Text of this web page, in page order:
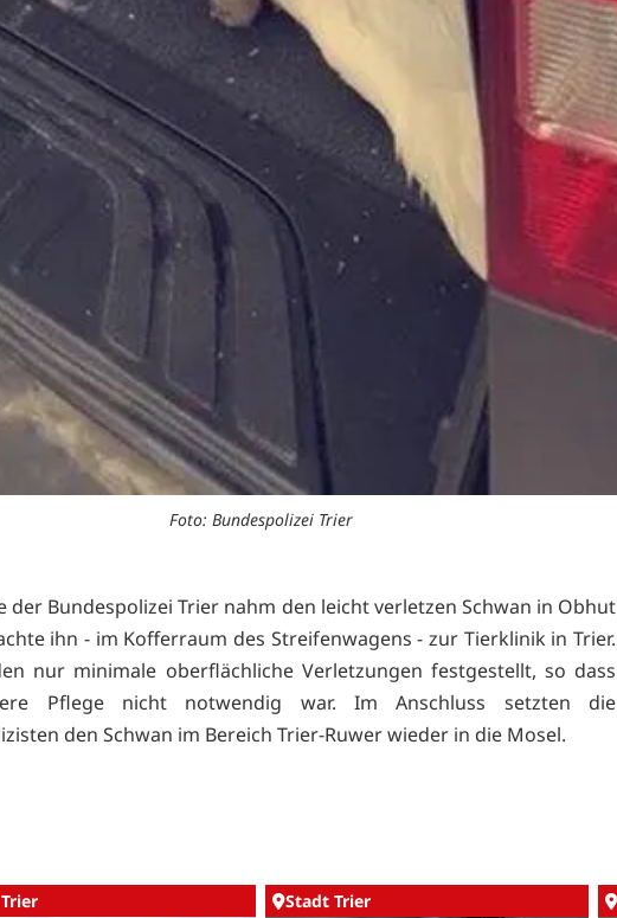
Foto: Bundespolizei Trier
der Bundespolizei Trier nahm den leicht verletzen Schwan in Obhut
ihn - im Kofferraum des Streifenwagens - zur Tierklinik in Trier.
nur minimale oberflächliche Verletzungen festgestellt, so dass
Pflege nicht notwendig war. Im Anschluss setzten die
den Schwan im Bereich Trier-Ruwer wieder in die Mosel.
Stadt Trier